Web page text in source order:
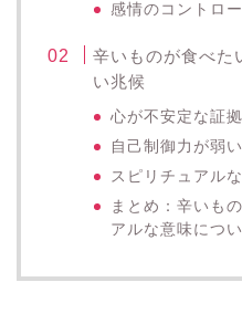
感情のコントロ
辛いものが食べた
い兆候
心が不安定な証
自己制御力が弱
スピリチュアル
まとめ：辛いも
アルな意味につ